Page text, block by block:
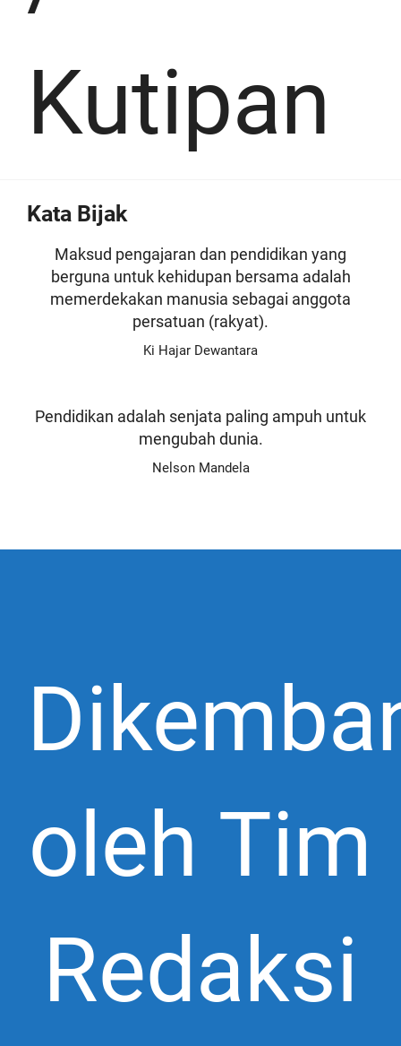
Kutipan
Kata Bijak
Maksud pengajaran dan pendidikan yang
berguna untuk kehidupan bersama adalah
memerdekakan manusia sebagai anggota
persatuan (rakyat).
Ki Hajar Dewantara
Pendidikan adalah senjata paling ampuh untuk
mengubah dunia.
Nelson Mandela
oleh Tim
Redaksi